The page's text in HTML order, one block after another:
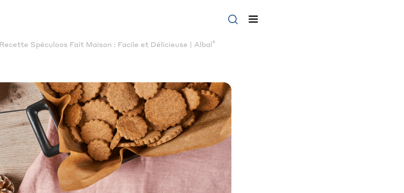
Recette Spéculoos Fait Maison : Facile et Délicieuse | Albal ®